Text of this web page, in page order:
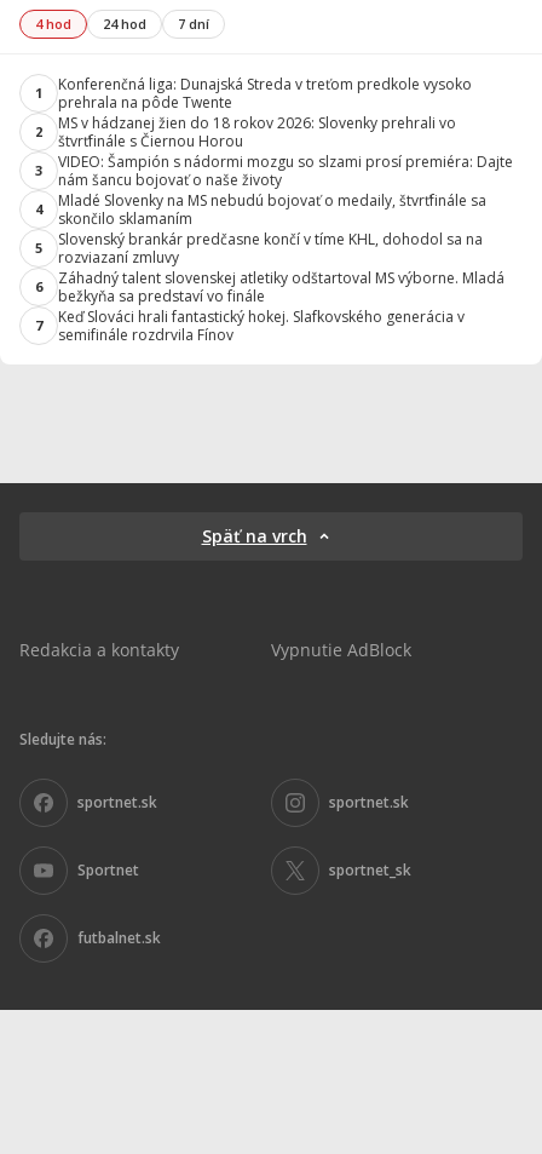
4 hod 24 hod 7 dní
1
Konferenčná liga: Dunajská Streda v treťom predkole vysoko
prehrala na pôde Twente
2
MS v hádzanej žien do 18 rokov 2026: Slovenky prehrali vo
štvrťfinále s Čiernou Horou
3
VIDEO: Šampión s nádormi mozgu so slzami prosí premiéra: Dajte
nám šancu bojovať o naše životy
4
Mladé Slovenky na MS nebudú bojovať o medaily, štvrťfinále sa
skončilo sklamaním
5
Slovenský brankár predčasne končí v tíme KHL, dohodol sa na
rozviazaní zmluvy
6
Záhadný talent slovenskej atletiky odštartoval MS výborne. Mladá
bežkyňa sa predstaví vo finále
7
Keď Slováci hrali fantastický hokej. Slafkovského generácia v
semifinále rozdrvila Fínov
Späť na vrch
Redakcia a kontakty Vypnutie AdBlock
Sledujte nás:
sportnet.sk sportnet.sk
Sportnet sportnet_sk
futbalnet.sk